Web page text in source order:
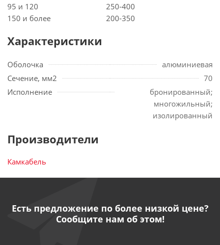
95 и 120
250-400
150 и более
200-350
Характеристики
Оболочка
алюминиевая
Сечение, мм2
70
Исполнение
бронированный;
многожильный;
изолированный
Производители
Камкабель
Есть предложение по более низкой цене?
Сообщите нам об этом!